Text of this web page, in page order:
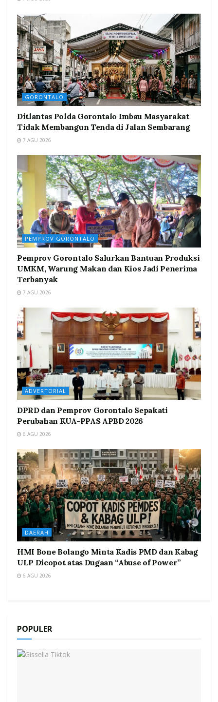
GORONTALO
Ditlantas Polda Gorontalo Imbau Masyarakat
Tidak Membangun Tenda di Jalan Sembarang
7 AGU 2026
PEMPROV GORONTALO
Pemprov Gorontalo Salurkan Bantuan Produksi
UMKM, Warung Makan dan Kios Jadi Penerima
Terbanyak
7 AGU 2026
ADVERTORIAL
DPRD dan Pemprov Gorontalo Sepakati
Perubahan KUA-PPAS APBD 2026
6 AGU 2026
DAERAH
HMI Bone Bolango Minta Kadis PMD dan Kabag
ULP Dicopot atas Dugaan “Abuse of Power”
6 AGU 2026
POPULER